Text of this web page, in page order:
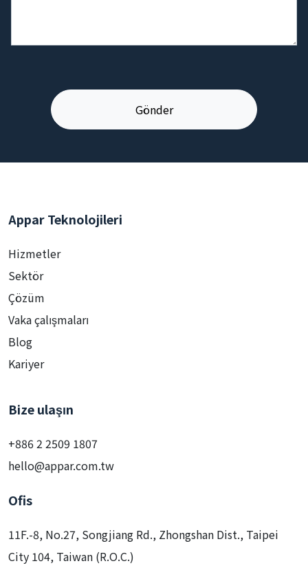
Appar Teknolojileri
Hizmetler
Sektör
Çözüm
Vaka çalışmaları
Blog
Kariyer
Bize ulaşın
+886 2 2509 1807
hello@appar.com.tw
Ofis
11F.-8, No.27, Songjiang Rd., Zhongshan Dist., Taipei
City 104, Taiwan (R.O.C.)